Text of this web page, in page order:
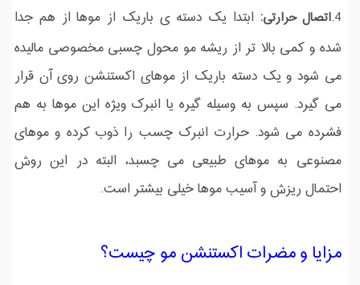
4. اتصال حرارتی: ابتدا یک دسته ی باریک از موها از هم جدا
شده و کمی بالا تر از ریشه مو محول چسبی مخصوصی مالیده
می شود و یک دسته باریک از موهای اکستنشن روی آن قرار
می گیرد. سپس به وسیله گیره یا انبرک ویژه این موها به هم
فشرده می شود. حرارت انبرک چسب را ذوب کرده و موهای
مصنوعی به موهای طبیعی می چسبد، البته در این روش
احتمال ریزش و آسیب موها خیلی بیشتر است.
مزایا و مضرات اکستنشن مو چیست؟